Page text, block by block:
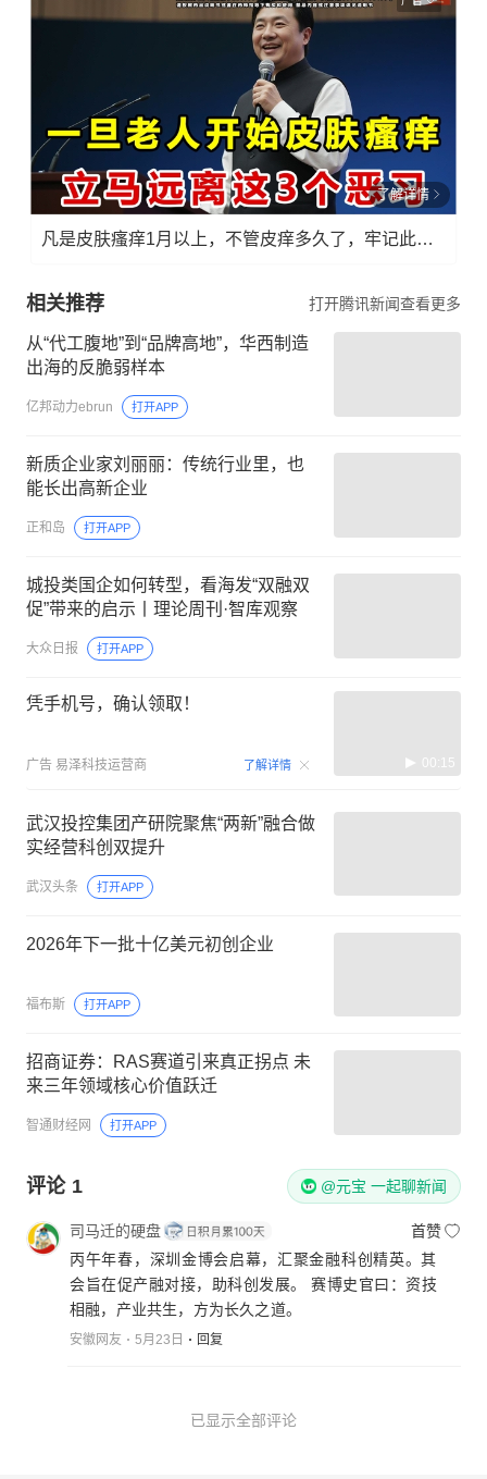
了解详情
凡是皮肤瘙痒1月以上，不管皮痒多久了，牢记此法，快！准！狠！
相关推荐 打开腾讯新闻查看更多
从“代工腹地”到“品牌高地”，华西制造
出海的反脆弱样本
亿邦动力ebrun 打开APP
新质企业家刘丽丽：传统行业里，也
能长出高新企业
正和岛 打开APP
城投类国企如何转型，看海发“双融双
促”带来的启示丨理论周刊·智库观察
大众日报 打开APP
凭手机号，确认领取！
广告 易泽科技运营商 了解详情 00:15
武汉投控集团产研院聚焦“两新”融合做
实经营科创双提升
武汉头条 打开APP
2026年下一批十亿美元初创企业
福布斯 打开APP
招商证券：RAS赛道引来真正拐点 未
来三年领域核心价值跃迁
智通财经网 打开APP
评论 1 @元宝 一起聊新闻
司马迁的硬盘
首赞
丙午年春，深圳金博会启幕，汇聚金融科创精英。其
会旨在促产融对接，助科创发展。 赛博史官曰：资技
相融，产业共生，方为长久之道。
安徽网友 5月23日 回复
已显示全部评论